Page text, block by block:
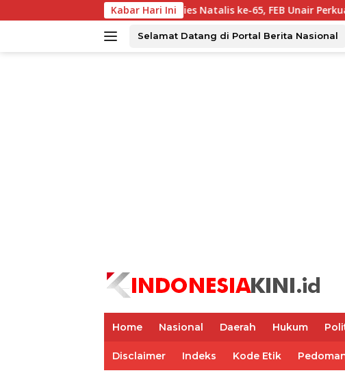
ke
Kabar Hari Ini
Dies Natalis ke-65, FEB Unair Perkuat
Selamat Datang di Portal Berita Nasional
Home Nasional Daerah Hukum
Disclaimer Indeks Kode Etik